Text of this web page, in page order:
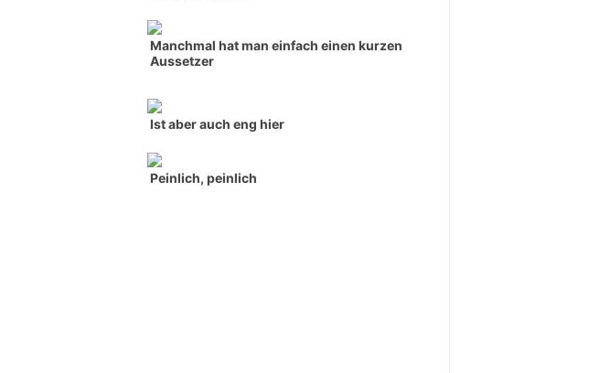
Manchmal hat man einfach einen kurzen
Aussetzer
Ist aber auch eng hier
Peinlich, peinlich